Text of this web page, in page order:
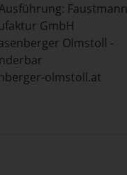
Faustmann
GmbH
Olmstoll -
olmstoll.at